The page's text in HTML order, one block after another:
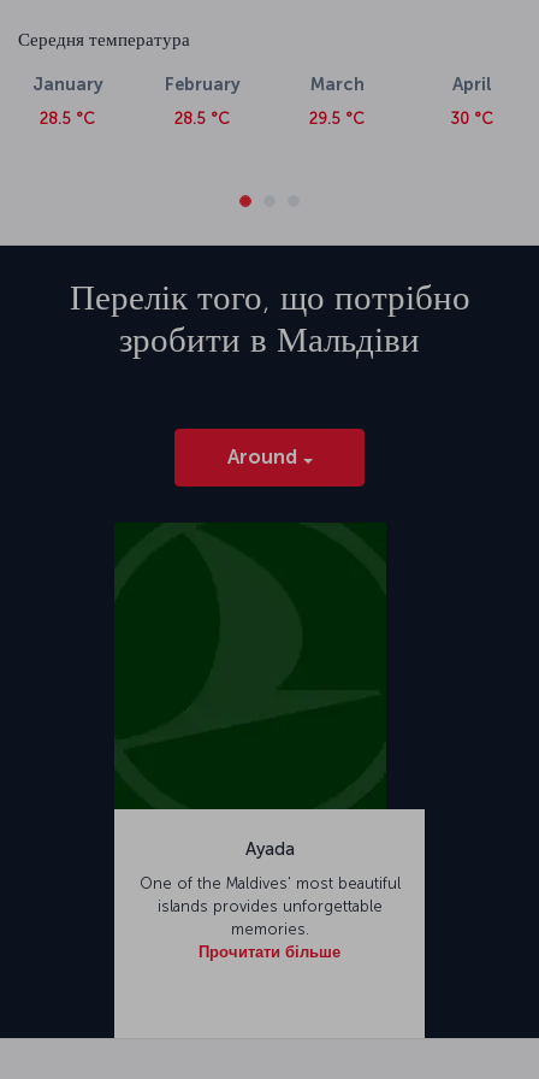
Середня температура
January
28.5 °C
February
28.5 °C
March
29.5 °C
April
30 °C
Перелік того, що потрібно
зробити в Мальдіви
Around
Ayada
One of the Maldives' most beautiful
islands provides unforgettable
memories.
Прочитати більше